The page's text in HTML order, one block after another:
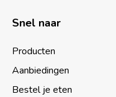
Snel naar
Producten
Aanbiedingen
Bestel je eten